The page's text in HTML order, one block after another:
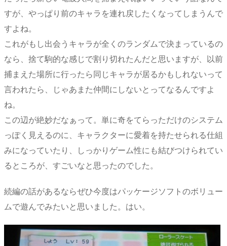
すが、やっぱり前のキャラを連れ戻したくなってしまうんで
すよね。
これがもし出会うキャラが全くのランダムで決まっているの
なら、捨て駒的な感じで割り切れたんだと思いますが、以前
捕まえた場所に行ったら同じキャラが居るかもしれないって
言われたら、じゃあまた仲間にしないとってなるんですよ
ね。
この辺が絶妙だなぁって。単に奇をてらっただけのシステム
っぽく見えるのに、キャラクターに愛着を持たせられる仕組
みになっていたり、しっかりゲーム性にも結びつけられてい
るところが、すごいなと思ったのでした。
続編の話があるならぜひ今度はパッケージソフトのボリュー
ムで遊んでみたいと思いました。はい。